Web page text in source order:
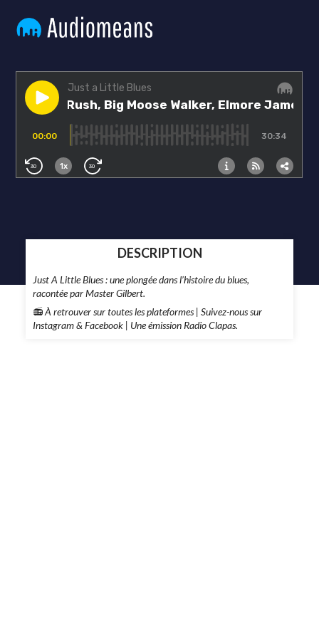
DESCRIPTION
Just A Little Blues : une plongée dans l’histoire du blues,
racontée par Master Gilbert.
📻À retrouver sur toutes les plateformes | Suivez-nous sur
Instagram & Facebook | Une émission Radio Clapas.